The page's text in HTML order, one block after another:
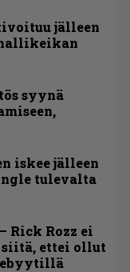
jälleen
syynä
iskee jälleen
tulevalta
Rick Rozz ei
ettei ollut